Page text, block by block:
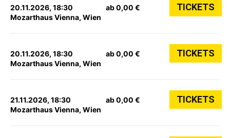
20.11.2026, 18:30
Mozarthaus Vienna, Wien
ab 0,00 € TICKETS
20.11.2026, 18:30
Mozarthaus Vienna, Wien
ab 0,00 € TICKETS
21.11.2026, 18:30
Mozarthaus Vienna, Wien
ab 0,00 € TICKETS